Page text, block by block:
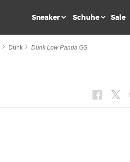
Sneaker Schuhe Sale
Dunk Dunk Low Panda GS